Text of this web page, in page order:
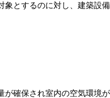
とするのに対し、建築設
確保され室内の空気環境